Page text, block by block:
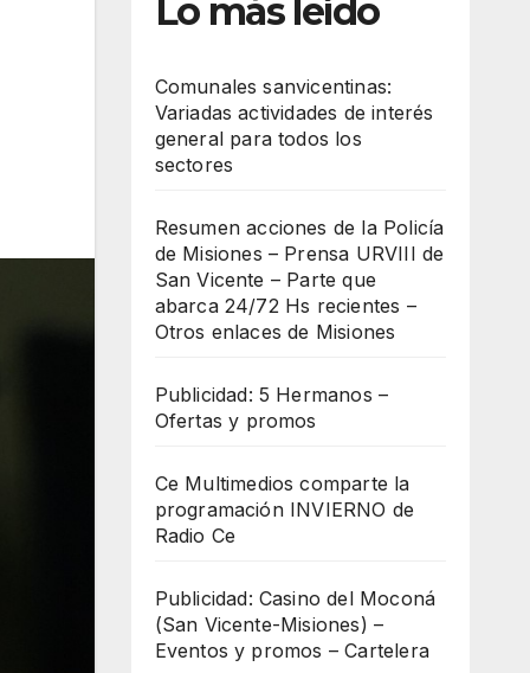
Lo más leído
Comunales sanvicentinas:
Variadas actividades de interés
general para todos los
sectores
Resumen acciones de la Policía
de Misiones – Prensa URVIII de
San Vicente – Parte que
abarca 24/72 Hs recientes –
Otros enlaces de Misiones
Publicidad: 5 Hermanos –
Ofertas y promos
Ce Multimedios comparte la
programación INVIERNO de
Radio Ce
Publicidad: Casino del Moconá
(San Vicente-Misiones) –
Eventos y promos – Cartelera